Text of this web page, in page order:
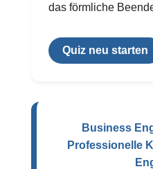
das förmliche
Quiz neu starten
Business
Professionelle